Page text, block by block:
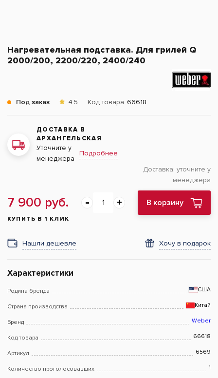
Нагревательная подставка. Для грилей Q
2000/200, 2200/220, 2400/240
Под заказ 4.5 Код товара 66618
ДОСТАВКА В
АРХАНГЕЛЬСКАЯ
Уточните у
менеджера
Подробнее
Доставка: уточните у
менеджера
7 900 руб. В корзину
КУПИТЬ В 1 КЛИК
Нашли дешевле Хочу в подарок
Характеристики
Родина бренда США
Страна производства Китай
Бренд Weber
Код товара 66618
Артикул 6569
Количество проголосовавших 1